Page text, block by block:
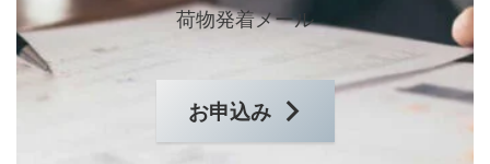
荷物発着メール
お申込み